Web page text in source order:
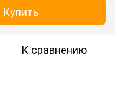
Купить
К сравнению